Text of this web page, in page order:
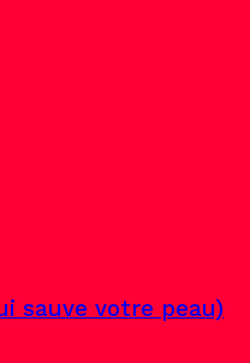
sauve votre peau)